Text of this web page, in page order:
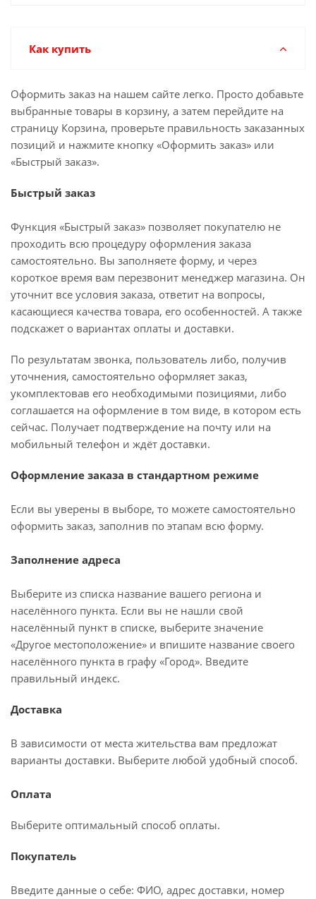
Как купить
Оформить заказ на нашем сайте легко. Просто добавьте
выбранные товары в корзину, а затем перейдите на
страницу Корзина, проверьте правильность заказанных
позиций и нажмите кнопку «Оформить заказ» или
«Быстрый заказ».
Быстрый заказ
Функция «Быстрый заказ» позволяет покупателю не
проходить всю процедуру оформления заказа
самостоятельно. Вы заполняете форму, и через
короткое время вам перезвонит менеджер магазина. Он
уточнит все условия заказа, ответит на вопросы,
касающиеся качества товара, его особенностей. А также
подскажет о вариантах оплаты и доставки.
По результатам звонка, пользователь либо, получив
уточнения, самостоятельно оформляет заказ,
укомплектовав его необходимыми позициями, либо
соглашается на оформление в том виде, в котором есть
сейчас. Получает подтверждение на почту или на
мобильный телефон и ждёт доставки.
Оформление заказа в стандартном режиме
Если вы уверены в выборе, то можете самостоятельно
оформить заказ, заполнив по этапам всю форму.
Заполнение адреса
Выберите из списка название вашего региона и
населённого пункта. Если вы не нашли свой
населённый пункт в списке, выберите значение
«Другое местоположение» и впишите название своего
населённого пункта в графу «Город». Введите
правильный индекс.
Доставка
В зависимости от места жительства вам предложат
варианты доставки. Выберите любой удобный способ.
Оплата
Выберите оптимальный способ оплаты.
Покупатель
Введите данные о себе: ФИО, адрес доставки, номер